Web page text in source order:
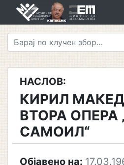
НАСЛОВ:
КИРИЛ
ВТОРА ОПЕРА
САМОИЛ“
Објавено на: